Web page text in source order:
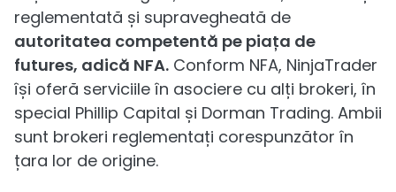
reglementată și supravegheată de
autoritatea competentă pe piața de
futures, adică NFA. Conform NFA, NinjaTrader
își oferă serviciile în asociere cu alți brokeri, în
special Phillip Capital și Dorman Trading. Ambii
sunt brokeri reglementați corespunzător în
țara lor de origine.